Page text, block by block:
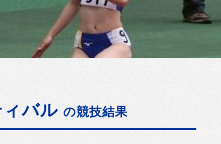
バル の競技結果